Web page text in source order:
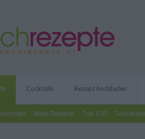
Neue Rezepte Top 100
Cocktails Rezept hochladen